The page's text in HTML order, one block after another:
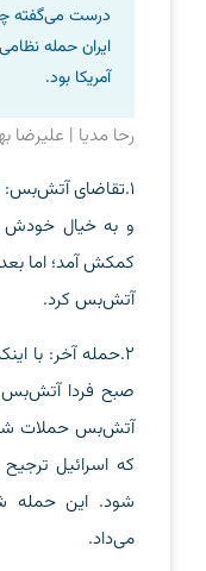
درست می‌گفته
ایران حمله
آمریکا بود.
رحا مدیا | علیرضا
1.تقاضای آتش‌بس:
و به خیال خودش
کمکش آمد؛ اما
آتش‌بس کرد.
صبح فردا آتش‌بس
آتش‌بس حملات
که اسرائیل
شود. این حمله
می‌داد.